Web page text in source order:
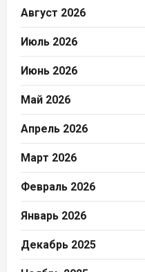
Август 2026
Июль 2026
Июнь 2026
Май 2026
Апрель 2026
Март 2026
Февраль 2026
Январь 2026
Декабрь 2025